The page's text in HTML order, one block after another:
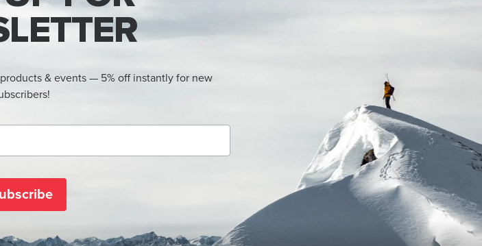
& events — 5% off instantly for new